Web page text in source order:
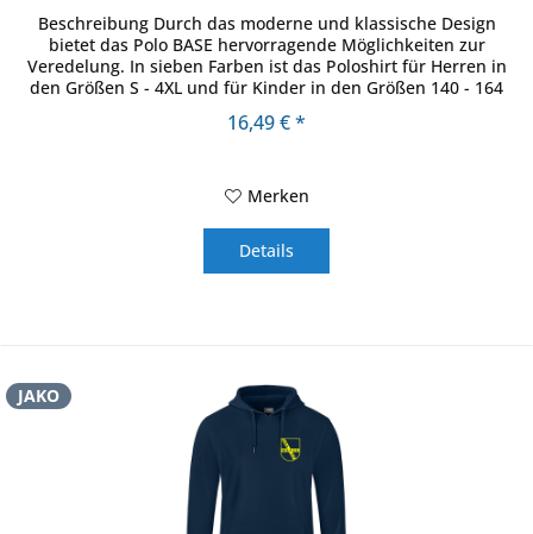
Beschreibung Durch das moderne und klassische Design
bietet das Polo BASE hervorragende Möglichkeiten zur
Veredelung. In sieben Farben ist das Poloshirt für Herren in
den Größen S - 4XL und für Kinder in den Größen 140 - 164
16,49 € *
Merken
Details
JAKO